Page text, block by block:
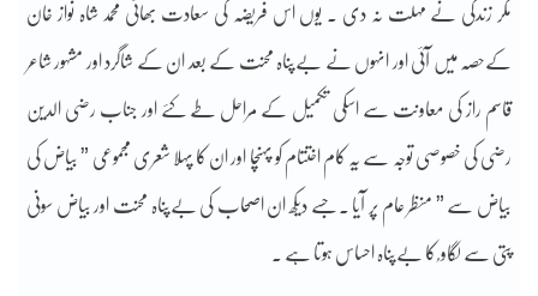
مگر زندگی نے مہلت نہ دی ۔ یوں اس فریضہ کی سعادت بھائی محمد شاہ نواز خان
کےحصہ میں آئی اور انہوں نے بےپناہ محنت کے بعد ان کے شاگرد اور مشہور شاعر
قاسم راز کی معاونت سے اسکی تکمیل کے مراحل طے کئے اور جناب رضی الدین
رضی کی خصوصی توجہ سے یہ کام اختتام کو پہنچا اور ان کا پہلا شعری مجموعی ” بیاض کی
بیاض سے ” منظر عام پر آیا ۔جسے دیکھ ان اصحاب کی بےپناہ محنت اور بیاض سونی
پتی سے لگاو ُ کا بےپناہ احساس ہوتا ہے ۔